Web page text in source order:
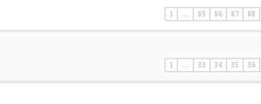
1 … 85 86 87 88
1 … 33 34 35 36